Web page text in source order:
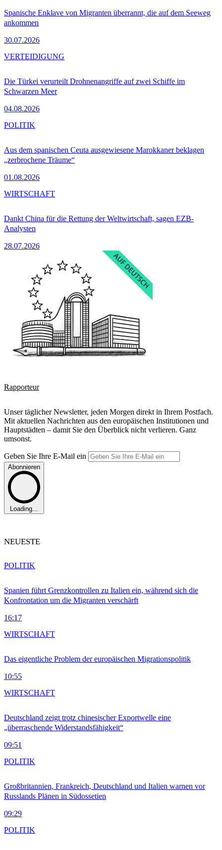
Spanische Enklave von Migranten überrannt, die auf dem Seeweg
ankommen
30.07.2026
Die Türkei verurteilt Drohnenangriffe auf zwei Schiffe im
Schwarzen Meer
04.08.2026
VERTEIDIGUNG
Aus dem spanischen Ceuta ausgewiesene Marokkaner beklagen
„zerbrochene Träume“
01.08.2026
POLITIK
Dankt China für die Rettung der Weltwirtschaft, sagen EZB-
Analysten
28.07.2026
WIRTSCHAFT
Rapporteur
Unser täglicher Newsletter, jeden Morgen direkt in Ihrem Postfach.
Mit aktuellen Nachrichten aus den europäischen Institutionen und
Hauptstädten – damit Sie den Überblick nicht verlieren. Ganz
umsonst.
Geben Sie Ihre E-Mail ein
Abonnieren
Loading...
NEUESTE
Spanien führt Grenzkontrollen zu Italien ein, während sich die
Konfrontation um die Migranten verschärft
16:17
POLITIK
Das eigentliche Problem der europäischen Migrationspolitik
10:55
WIRTSCHAFT
Deutschland zeigt trotz chinesischer Exportwelle eine
„überraschende Widerstandsfähigkeit“
09:51
WIRTSCHAFT
Großbritannien, Frankreich, Deutschland und Italien warnen vor
Russlands Plänen in Südossetien
09:29
POLITIK
POLITIK